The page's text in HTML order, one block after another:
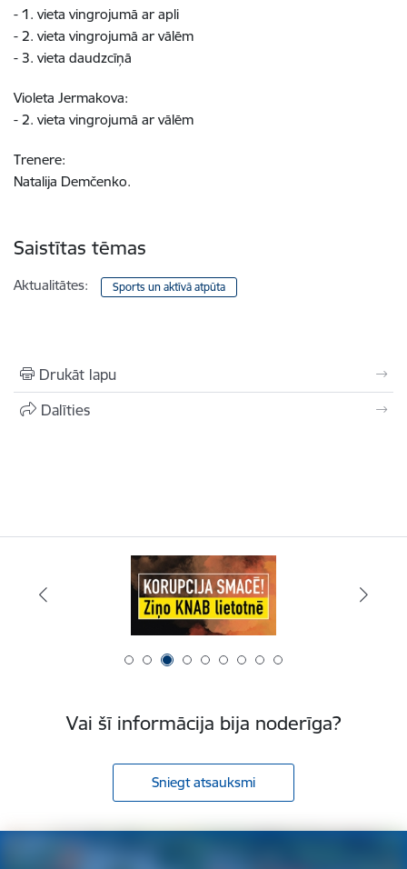
- 1. vieta vingrojumā ar apli
- 2. vieta vingrojumā ar vālēm
- 3. vieta daudzcīņā
Violeta Jermakova:
- 2. vieta vingrojumā ar vālēm
Trenere:
Natalija Demčenko.
Saistītas tēmas
Aktualitātes: Sports un aktīvā atpūta
Drukāt lapu
Dalīties
Vai šī informācija bija noderīga?
Sniegt atsauksmi